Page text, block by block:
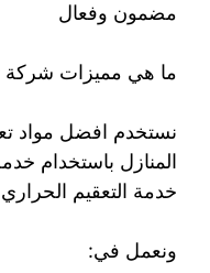
مضمون وفعال
ما هي مميزات شركة
نستخدم افضل مواد
المنازل باستخدام
خدمة التعقيم الحراري
ونعمل في: